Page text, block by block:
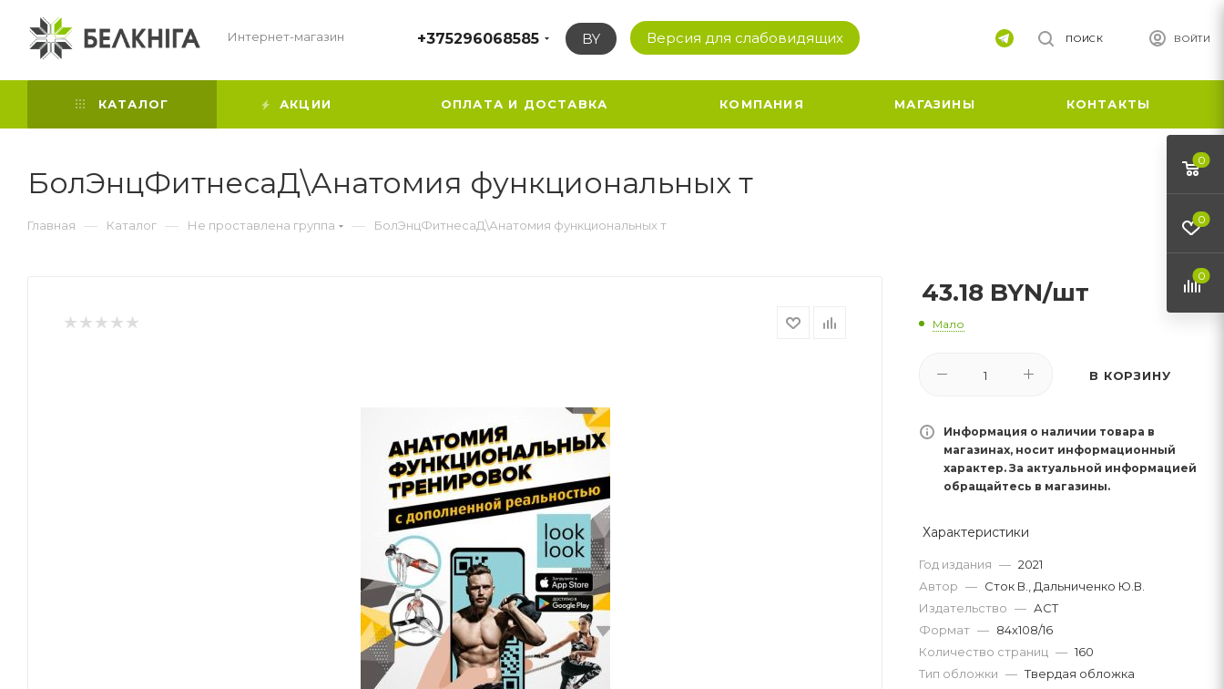
Интернет-магазин +375296068585 BY Версия для слабовидящих ВОЙТИ
ПОИСК
КАТАЛОГ АКЦИИ ОПЛАТА И ДОСТАВКА КОМПАНИЯ МАГАЗИНЫ КОНТАКТЫ
БолЭнцФитнесаД\Анатомия функциональных т
Главная — Каталог — Не проставлена группа — БолЭнцФитнесаД\Анатомия функциональных т
43.18 BYN/шт
Мало
В КОРЗИНУ
Информация о наличии товара в
магазинах, носит информационный
характер. За актуальной информацией
обращайтесь в магазины.
Характеристики
Год издания — 2021
Автор — Сток В., Дальниченко Ю.В.
Издательство — АСТ
Формат — 84x108/16
Количество страниц — 160
Тип обложки — Твердая обложка
0
0
0